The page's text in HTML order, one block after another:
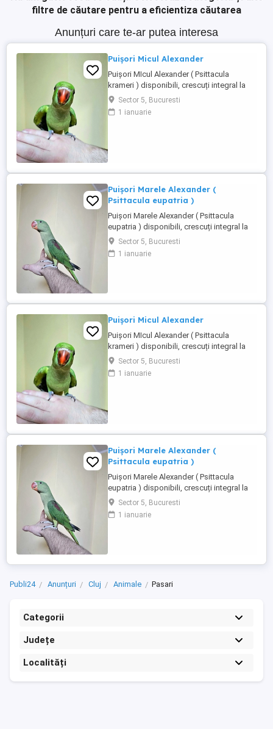
filtre de căutare pentru a eficientiza căutarea
Anunțuri care te-ar putea interesa
Puișori Micul Alexander
Puișori MIcul Alexander ( Psittacula
krameri ) disponibili, crescuți integral la
seringă de la vârsta de 10 12 zile, moment
în care sunt și inelați cu inelele Asociației
Ornitologice Române, din care fac parte.
Sector 5, Bucuresti
1 ianuarie
Puișori Marele Alexander (
Psittacula eupatria )
Puișori Marele Alexander ( Psittacula
eupatria ) disponibili, crescuți integral la
seringă de la vârsta de 10 12 zile, moment
în care sunt și inelați cu inelele Asociației
Ornitologice Române, din care fac parte.
Sector 5, Bucuresti
1 ianuarie
Puișori Micul Alexander
Puișori MIcul Alexander ( Psittacula
krameri ) disponibili, crescuți integral la
seringă de la vârsta de 10 12 zile, moment
în care sunt și inelați cu inelele Asociației
Ornitologice Române, din care fac parte.
Sector 5, Bucuresti
1 ianuarie
Puișori Marele Alexander (
Psittacula eupatria )
Puișori Marele Alexander ( Psittacula
eupatria ) disponibili, crescuți integral la
seringă de la vârsta de 10 12 zile, moment
în care sunt și inelați cu inelele Asociației
Ornitologice Române, din care fac parte.
Sector 5, Bucuresti
1 ianuarie
Publi24 Anunțuri Cluj Animale Pasari
Categorii
Județe
Localități